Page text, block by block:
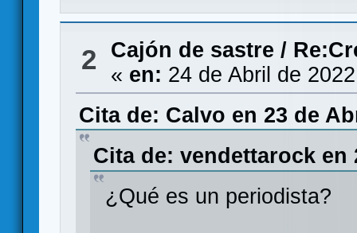
2 Cajón de sastre /
« en: 24 de Abril de
Cita de: Calvo en 23 de
Cita de: vendettarock en
¿Qué es un periodista?